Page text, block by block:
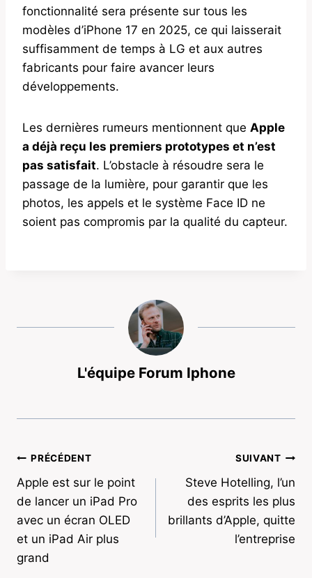
fonctionnalité sera présente sur tous les
modèles d’iPhone 17 en 2025, ce qui laisserait
suffisamment de temps à LG et aux autres
fabricants pour faire avancer leurs
développements.
Les dernières rumeurs mentionnent que Apple
a déjà reçu les premiers prototypes et n’est
pas satisfait. L’obstacle à résoudre sera le
passage de la lumière, pour garantir que les
photos, les appels et le système Face ID ne
soient pas compromis par la qualité du capteur.
L'équipe Forum Iphone
Navigation
de
l’article
PRÉCÉDENT
Apple est sur le point
de lancer un iPad Pro
avec un écran OLED
et un iPad Air plus
grand
SUIVANT
Steve Hotelling, l’un
des esprits les plus
brillants d’Apple, quitte
l’entreprise